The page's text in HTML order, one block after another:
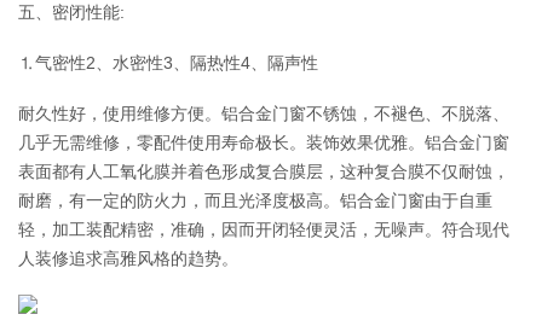
五、密闭性能:
⒈气密性2、水密性3、隔热性4、隔声性
耐久性好，使用维修方便。铝合金门窗不锈蚀，不褪色、不脱落、
几乎无需维修，零配件使用寿命极长。装饰效果优雅。铝合金门窗
表面都有人工氧化膜并着色形成复合膜层，这种复合膜不仅耐蚀，
耐磨，有一定的防火力，而且光泽度极高。铝合金门窗由于自重
轻，加工装配精密，准确，因而开闭轻便灵活，无噪声。符合现代
人装修追求高雅风格的趋势。